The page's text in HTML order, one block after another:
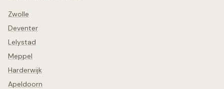
Zwolle
Deventer
Lelystad
Meppel
Harderwijk
Apeldoorn